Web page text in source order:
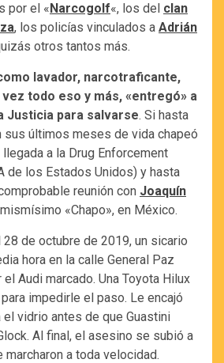
por el «Narcogolf«, los del clan
, los policías vinculados a Adrián
otros tantos más.
lavador, narcotraficante,
todo eso y más, «entregó» a
Justicia para salvarse. Si hasta
sus últimos meses de vida chapeó
a la Drug Enforcement
de los Estados Unidos) y hasta
reunión con Joaquín
«Chapo», en México.
28 de octubre de 2019, un sicario
hora en la calle General Paz
Audi marcado. Una Toyota Hilux
impedirle el paso. Le encajó
vidrio antes de que Guastini
Al final, el asesino se subió a
marcharon a toda velocidad.